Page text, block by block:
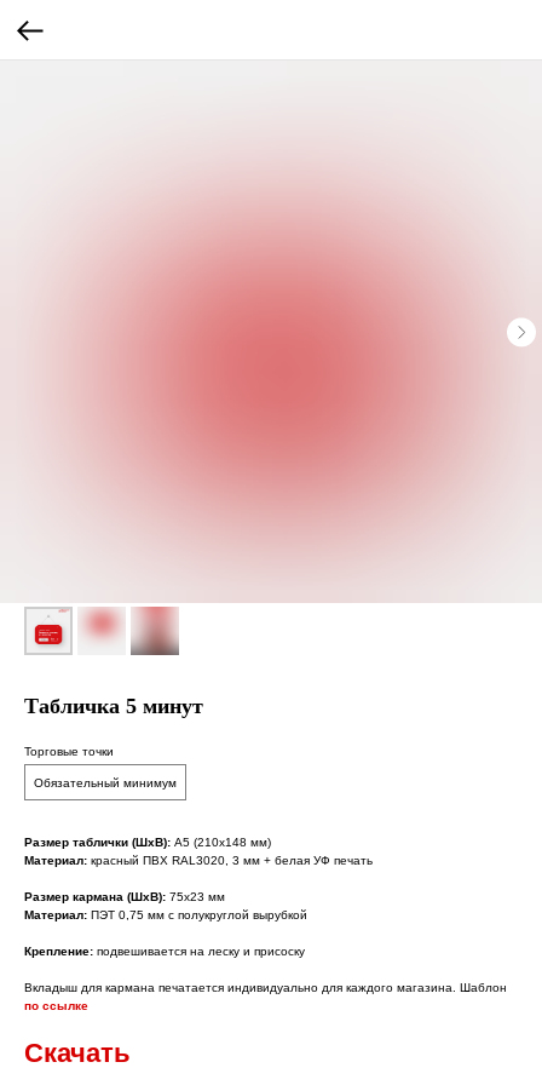
Табличка 5 минут
Торговые точки
Обязательный минимум
Размер таблички (ШхВ): А5 (210x148 мм)
Материал: красный ПВХ RAL3020, 3 мм + белая УФ печать
Размер кармана (ШхВ): 75х23 мм
Материал: ПЭТ 0,75 мм с полукруглой вырубкой
Крепление: подвешивается на леску и присоску
Вкладыш для кармана печатается индивидуально для каждого магазина. Шаблон
по ссылке
Скачать